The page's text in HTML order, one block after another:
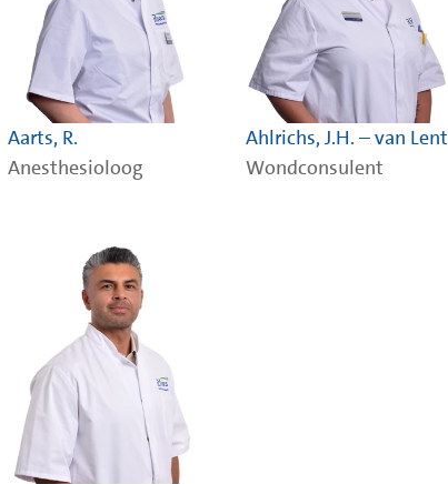
Aarts, R.
Anesthesioloog
Ahlrichs, J.H. – van Lent
Wondconsulent